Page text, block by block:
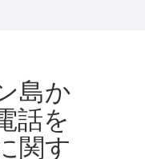
島か
話を
関す